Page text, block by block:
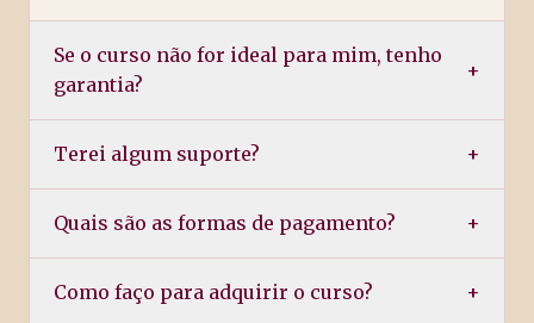
Se o curso não for ideal para mim, tenho
garantia?
+
Terei algum suporte? +
Quais são as formas de pagamento? +
Como faço para adquirir o curso? +